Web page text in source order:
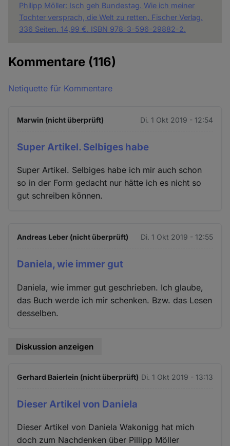
Philipp Möller: Isch geh Bundestag. Wie ich meiner
Tochter versprach, die Welt zu retten. Fischer Verlag.
336 Seiten. 14,99 €. ISBN 978-3-596-29882-2.
Kommentare (116)
Netiquette für Kommentare
Marwin (nicht überprüft) Di. 1 Okt 2019 - 12:54
Super Artikel. Selbiges habe
Super Artikel. Selbiges habe ich mir auch schon
so in der Form gedacht nur hätte ich es nicht so
gut schreiben können.
Andreas Leber (nicht überprüft) Di. 1 Okt 2019 - 12:55
Daniela, wie immer gut
Daniela, wie immer gut geschrieben. Ich glaube,
das Buch werde ich mir schenken. Bzw. das Lesen
desselben.
Diskussion anzeigen
Gerhard Baierlein (nicht überprüft) Di. 1 Okt 2019 - 13:13
Dieser Artikel von Daniela
Dieser Artikel von Daniela Wakonigg hat mich
doch zum Nachdenken über Pillipp Möller